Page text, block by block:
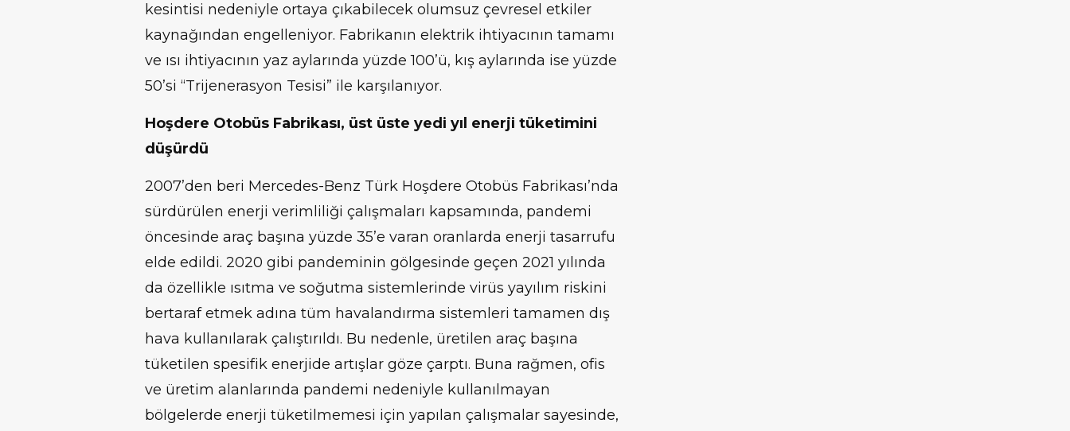
kesintisi nedeniyle ortaya çıkabilecek olumsuz çevresel etkiler
kaynağından engelleniyor. Fabrikanın elektrik ihtiyacının tamamı
ve ısı ihtiyacının yaz aylarında yüzde 100’ü, kış aylarında ise yüzde
50’si “Trijenerasyon Tesisi” ile karşılanıyor.
Hoşdere Otobüs Fabrikası, üst üste yedi yıl enerji tüketimini
düşürdü
2007’den beri Mercedes-Benz Türk Hoşdere Otobüs Fabrikası’nda
sürdürülen enerji verimliliği çalışmaları kapsamında, pandemi
öncesinde araç başına yüzde 35’e varan oranlarda enerji tasarrufu
elde edildi. 2020 gibi pandeminin gölgesinde geçen 2021 yılında
da özellikle ısıtma ve soğutma sistemlerinde virüs yayılım riskini
bertaraf etmek adına tüm havalandırma sistemleri tamamen dış
hava kullanılarak çalıştırıldı. Bu nedenle, üretilen araç başına
tüketilen spesifik enerjide artışlar göze çarptı. Buna rağmen, ofis
ve üretim alanlarında pandemi nedeniyle kullanılmayan
bölgelerde enerji tüketilmemesi için yapılan çalışmalar sayesinde,